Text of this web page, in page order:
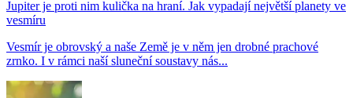
Jupiter je proti nim kulička na hraní. Jak vypadají největší planety ve
vesmíru
Vesmír je obrovský a naše Země je v něm jen drobné prachové
zrnko. I v rámci naší sluneční soustavy nás...